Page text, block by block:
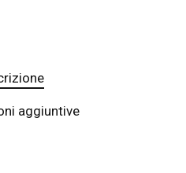
aggiuntive